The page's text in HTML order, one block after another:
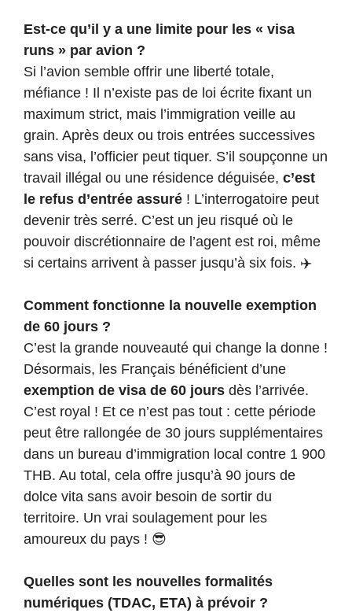
Est-ce qu’il y a une limite pour les « visa
runs » par avion ?
Si l’avion semble offrir une liberté totale,
méfiance ! Il n’existe pas de loi écrite fixant un
maximum strict, mais l’immigration veille au
grain. Après deux ou trois entrées successives
sans visa, l’officier peut tiquer. S’il soupçonne un
travail illégal ou une résidence déguisée, c’est
le refus d’entrée assuré ! L’interrogatoire peut
devenir très serré. C’est un jeu risqué où le
pouvoir discrétionnaire de l’agent est roi, même
si certains arrivent à passer jusqu’à six fois. ✈️
Comment fonctionne la nouvelle exemption
de 60 jours ?
C’est la grande nouveauté qui change la donne !
Désormais, les Français bénéficient d’une
exemption de visa de 60 jours dès l’arrivée.
C’est royal ! Et ce n’est pas tout : cette période
peut être rallongée de 30 jours supplémentaires
dans un bureau d’immigration local contre 1 900
THB. Au total, cela offre jusqu’à 90 jours de
dolce vita sans avoir besoin de sortir du
territoire. Un vrai soulagement pour les
amoureux du pays ! 😎
Quelles sont les nouvelles formalités
numériques (TDAC, ETA) à prévoir ?